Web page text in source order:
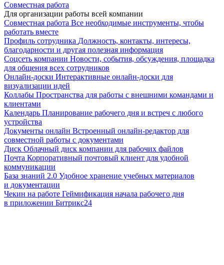
Совместная работа
Для организации работы всей компании
Совместная работа Все необходимые инструменты, чтобы
работать вместе
Профиль сотрудника Должность, контакты, интересы,
благодарности и другая полезная информация
Соцсеть компании Новости, события, обсуждения, площадка
для общения всех сотрудников
Онлайн-доски Интерактивные онлайн-доски для
визуализации идей
Коллабы Пространства для работы с внешними командами и
клиентами
Календарь Планирование рабочего дня и встреч с любого
устройства
Документы онлайн Встроенный онлайн-редактор для
совместной работы с документами
Диск Облачный диск компании для рабочих файлов
Почта Корпоративный почтовый клиент для удобной
коммуникации
База знаний 2.0 Удобное хранение учебных материалов
и документации
Чекин на работе Геймификация начала рабочего дня
в приложении Битрикс24